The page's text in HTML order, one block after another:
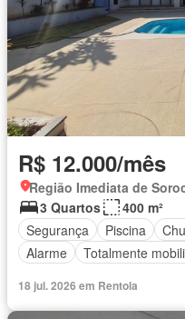
R$ 12.000/mês
3 Quartos
400 m²
Segurança
Piscina
Alarme
Totalmente
18 jul. 2026 em Rentola